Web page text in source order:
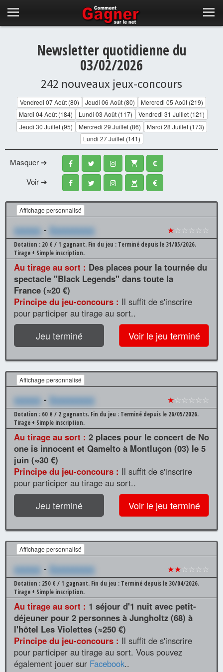
Newsletter quotidienne du
03/02/2026
242 nouveaux jeux-concours
Vendredi 07 Août (80) Jeudi 06 Août (80)
Mercredi 05 Août (219)
Mardi 04 Août (184)
Lundi 03 Août (117)
Vendredi 31 Juillet (121)
Jeudi 30 Juillet (95)
Mercredi 29 Juillet (86)
Mardi 28 Juillet (173)
Lundi 27 Juillet (141)
Masquer ➔
Voir ➔
Affichage personnalisé
xxxxxx - Xxxxxxxxxx ★☆☆☆☆☆
Dotation : 20 € / 1 gagnant. Fin du jeu : Terminé depuis le 31/05/2026.
Tirage + Simple inscription.
Au tirage au sort : Des places pour la tournée du
spectacle "Black Legends" dans toute la
France (≈20 €)
Principe du jeu-concours : Il suffit de s'inscrire
pour participer au tirage au sort..
Jeu terminé Voir le jeu terminé
Affichage personnalisé
xxxxxx - Xxxxxxxxxx ★☆☆☆☆☆
Dotation : 60 € / 2 gagnants. Fin du jeu : Terminé depuis le 26/05/2026.
Tirage + Simple inscription.
Au tirage au sort : 2 places pour le concert de No
one is innocent et Qamelto à Montluçon (03) le 5
juin (≈30 €)
Principe du jeu-concours : Il suffit de s'inscrire
pour participer au tirage au sort..
Jeu terminé Voir le jeu terminé
Affichage personnalisé
xxxxxx - Xxxxxxxxxx ★★☆☆☆☆
Dotation : 250 € / 1 gagnant. Fin du jeu : Terminé depuis le 30/04/2026.
Tirage + Simple inscription.
Au tirage au sort : 1 séjour d'1 nuit avec petit-
déjeuner pour 2 personnes à Jungholtz (68) à
l'hôtel Les Violettes (≈250 €)
Principe du jeu-concours : Il suffit de s'inscrire
pour participer au tirage au sort. Vous pouvez
également jouer sur Facebook..